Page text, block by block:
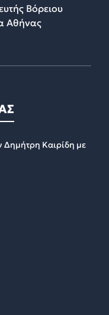
Βόρειου
Αθήνας
Δημήτρη Καιρίδη με